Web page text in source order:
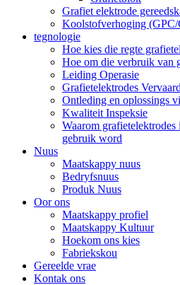
Grafiet elektrode
Koolstofverhoging
tegnologie
Hoe kies die regte
Hoe om die verbruik van
Leiding Operasie
Grafietelektrodes
Ontleding en oplossings
Kwaliteit Inspeksie
Waarom
gebruik word
Nuus
Maatskappy nuus
Bedryfsnuus
Produk Nuus
Oor ons
Maatskappy profiel
Maatskappy Kultuur
Hoekom ons kies
Fabriekskou
Gereelde vrae
Kontak ons